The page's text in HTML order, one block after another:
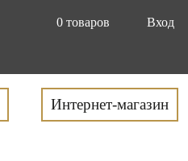
0 товаров
Вход
Интернет-магазин